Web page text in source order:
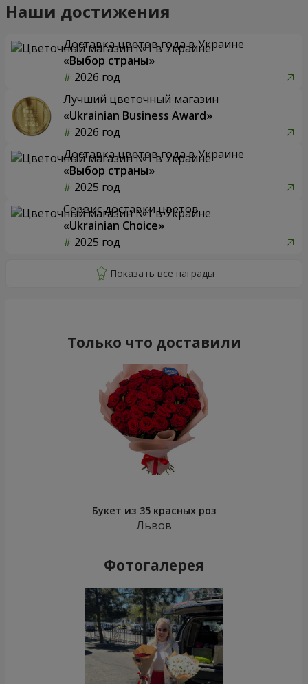
Наши достижения
Доставка цветов года в Украине
«Выбор страны»
2026 год
Лучший цветочный магазин
«Ukrainian Business Award»
2026 год
Доставка цветов года в Украине
«Выбор страны»
2025 год
Сервис доставки цветов
«Ukrainian Choice»
2025 год
Только что доставили
Букет из 35 красных роз
Львов
Фотогалерея